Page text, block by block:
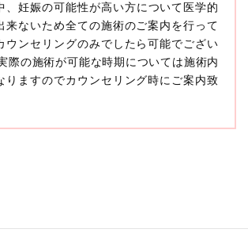
ポリシーにおいて「個人情報」とは、生
する情報であって、当該情報に含まれる
その他の記述等により特定の個人を識別
個人識別符号（個人情報保護委員会の政
）が含まれるものをいいます。
に関する情報には、単独のままでは特定
きない情報もありますが、他の情報と組
により特定の個人を識別できる場合、か
ます。
患者様から取得する情報
、妊娠の可能性が高い方について医学的
来ないため全ての施術のご案内を行って
ウンセリングのみでしたら可能でござい
際の施術が可能な時期については施術内
りますのでカウンセリング時にご案内致